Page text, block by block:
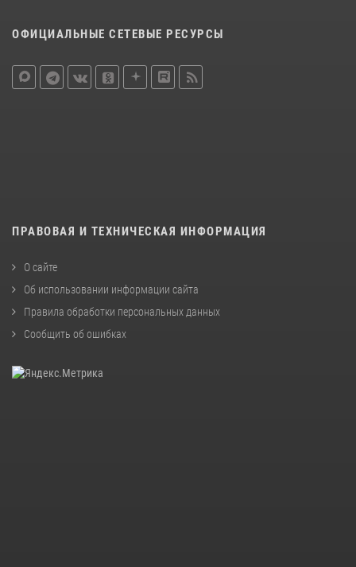
ОФИЦИАЛЬНЫЕ СЕТЕВЫЕ РЕСУРСЫ
ПРАВОВАЯ И ТЕХНИЧЕСКАЯ ИНФОРМАЦИЯ
О сайте
Об использовании информации сайта
Правила обработки персональных данных
Сообщить об ошибках